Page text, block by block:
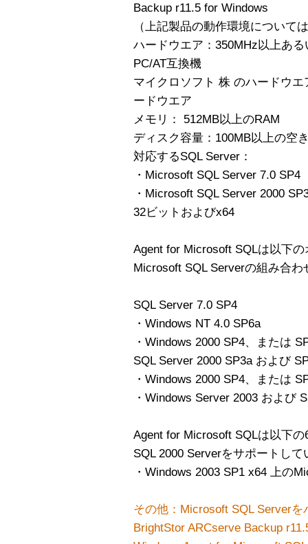
Backup r11.5 for Windows
（上記製品の動作環境について
ハードウエア：350MHz以上あ
PC/AT互換機
マイクロソフト 株 のハードウ
ードウエア
メモリ： 512MB以上のRAM
ディスク容量：100MB以上の空
対応するSQL Server：
・Microsoft SQL Server 7.0 SP4
・Microsoft SQL Server 2000
32ビットおよびx64
Agent for Microsoft SQLは以下
Microsoft SQL Serverの組み合
SQL Server 7.0 SP4
・Windows NT 4.0 SP6a
・Windows 2000 SP4、または
SQL Server 2000 SP3a および
・Windows 2000 SP4、または
・Windows Server 2003 および
Agent for Microsoft SQLは以下
SQL 2000 Serverをサポートして
・Windows 2003 SP1 x64 上の
その他：Microsoft SQL Server
BrightStor ARCserve Backup